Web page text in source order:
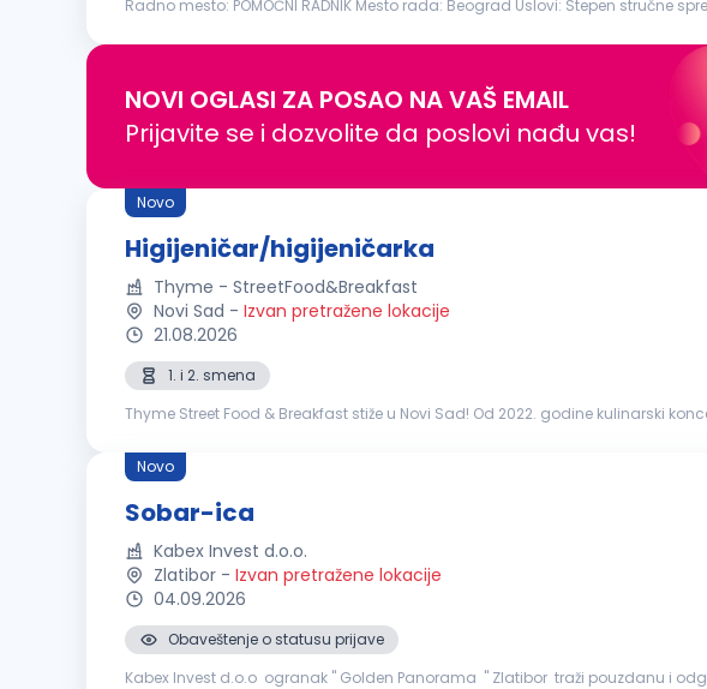
Radno mesto: POMOĆNI RADNIK Mesto rada: Beograd Uslovi: Stepen stručne spreme: osnovno ili srednje obrazovanje, bez obzira na oblast obrazovanja Radno iskustvo: sa ili bez Potrebne
NOVI OGLASI ZA POSAO NA VAŠ EMAIL
Prijavite se i dozvolite da poslovi nađu vas!
Novo
Higijeničar/higijeničarka
Thyme - StreetFood&Breakfast
Novi Sad - Izvan pretražene lokacije
21.08.2026
1. i 2. smena
Thyme Street Food & Breakfast stiže u Novi Sad! Od 2022. godine kulinarski
Novo
Sobar-ica
Kabex Invest d.o.o.
Zlatibor - Izvan pretražene lokacije
04.09.2026
Obaveštenje o statusu prijave
Kabex Invest d.o.o ogranak " Golden Panorama " Zlatibor traži pouzdanu i